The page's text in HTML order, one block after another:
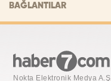
BAĞLANTILAR
Nokta Elektronik Medya A.Ş.